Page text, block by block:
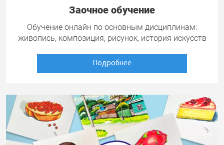
Заочное обучение
Обучение онлайн по основным дисциплинам:
живопись, композиция, рисунок, история искусств
Подробнее